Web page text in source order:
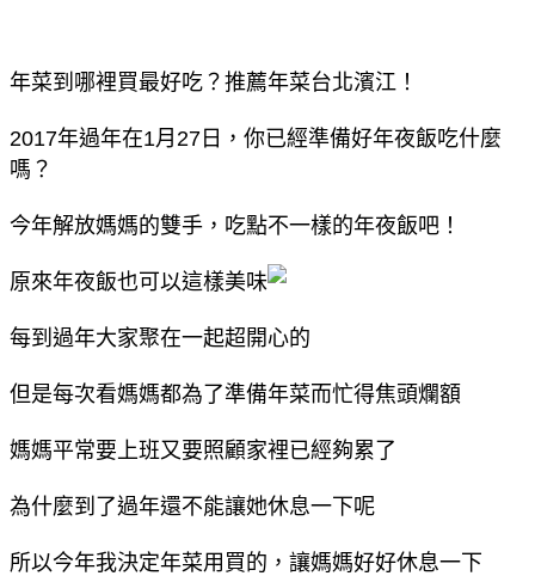
年菜到哪裡買最好吃？推薦年菜台北濱江！
2017年過年在1月27日，你已經準備好年夜飯吃什麼
嗎？
今年解放媽媽的雙手，吃點不一樣的年夜飯吧！
原來年夜飯也可以這樣美味
每到過年大家聚在一起超開心的
但是每次看媽媽都為了準備年菜而忙得焦頭爛額
媽媽平常要上班又要照顧家裡已經夠累了
為什麼到了過年還不能讓她休息一下呢
所以今年我決定年菜用買的，讓媽媽好好休息一下